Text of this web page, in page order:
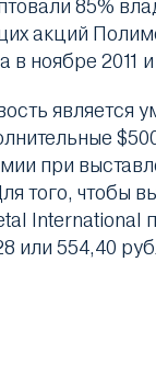
85%
акций
в ноябре 2011
является
при
того, чтобы
International
или 554,40